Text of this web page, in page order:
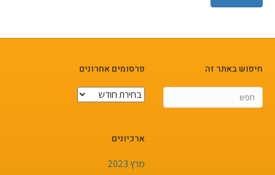
חיפוש באתר זה
פרסומים אחרונים
פרסומים
ארכיונים
מרץ 2023